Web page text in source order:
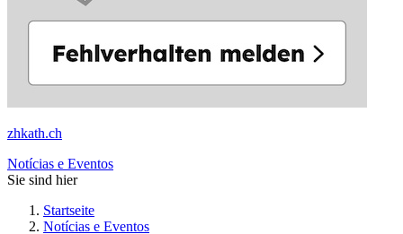
zhkath.ch
Notícias e Eventos
Sie sind hier
Startseite
Notícias e Eventos